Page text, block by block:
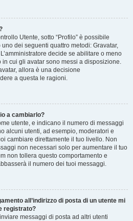
Utente, sotto “Profilo” è possibile
dei seguenti quattro metodi: Gravatar,
decide se abilitare o meno
cui gli avatar sono messi a disposizione.
allora è una decisione
a questa le ragioni.
a cambiarlo?
utente, e indicano il numero di messaggi
alcuni utenti, ad esempio, moderatori e
cambiare direttamente il tuo livello. Non
non necessari solo per aumentare il tuo
non tollera questo comportamento e
il numero dei tuoi messaggi.
all’indirizzo di posta di un utente mi
registrato?
messaggi di posta ad altri utenti